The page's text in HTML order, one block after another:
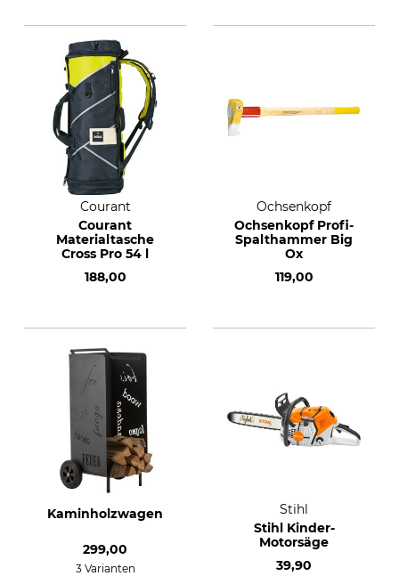
Courant
Courant
Materialtasche
Cross Pro 54 l
188,00
Ochsenkopf
Ochsenkopf Profi-
Spalthammer Big
Ox
119,00
Kaminholzwagen
299,00
3 Varianten
Stihl
Stihl Kinder-
Motorsäge
39,90